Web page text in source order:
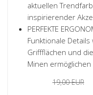
aktuellen
inspirierender
PERFEKTE
Funktionale
Griffflächen und
Minen ermöglichen
19,00 EUR